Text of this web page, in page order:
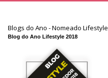
Blogs do Ano - Nomeado Lifestyle
Blog do Ano Lifestyle 2018